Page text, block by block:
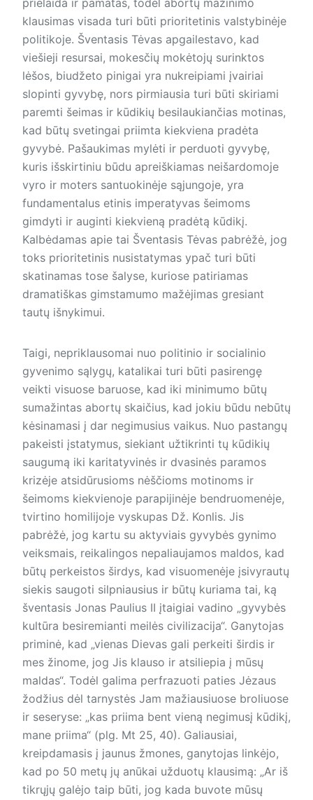
prielaida ir pamatas, todėl abortų mažinimo
klausimas visada turi būti prioritetinis valstybinėje
politikoje. Šventasis Tėvas apgailestavo, kad
viešieji resursai, mokesčių mokėtojų surinktos
lėšos, biudžeto pinigai yra nukreipiami įvairiai
slopinti gyvybę, nors pirmiausia turi būti skiriami
paremti šeimas ir kūdikių besilaukiančias motinas,
kad būtų svetingai priimta kiekviena pradėta
gyvybė. Pašaukimas mylėti ir perduoti gyvybę,
kuris išskirtiniu būdu apreiškiamas neišardomoje
vyro ir moters santuokinėje sąjungoje, yra
fundamentalus etinis imperatyvas šeimoms
gimdyti ir auginti kiekvieną pradėtą kūdikį.
Kalbėdamas apie tai Šventasis Tėvas pabrėžė, jog
toks prioritetinis nusistatymas ypač turi būti
skatinamas tose šalyse, kuriose patiriamas
dramatiškas gimstamumo mažėjimas gresiant
tautų išnykimui.
Taigi, nepriklausomai nuo politinio ir socialinio
gyvenimo sąlygų, katalikai turi būti pasirengę
veikti visuose baruose, kad iki minimumo būtų
sumažintas abortų skaičius, kad jokiu būdu nebūtų
kėsinamasi į dar negimusius vaikus. Nuo pastangų
pakeisti įstatymus, siekiant užtikrinti tų kūdikių
saugumą iki karitatyvinės ir dvasinės paramos
krizėje atsidūrusioms nėščioms motinoms ir
šeimoms kiekvienoje parapijinėje bendruomenėje,
tvirtino homilijoje vyskupas Dž. Konlis. Jis
pabrėžė, jog kartu su aktyviais gyvybės gynimo
veiksmais, reikalingos nepaliaujamos maldos, kad
būtų perkeistos širdys, kad visuomenėje įsivyrautų
siekis saugoti silpniausius ir būtų kuriama tai, ką
šventasis Jonas Paulius II įtaigiai vadino „gyvybės
kultūra besiremianti meilės civilizacija“. Ganytojas
priminė, kad „vienas Dievas gali perkeiti širdis ir
mes žinome, jog Jis klauso ir atsiliepia į mūsų
maldas“. Todėl galima perfrazuoti paties Jėzaus
žodžius dėl tarnystės Jam mažiausiuose broliuose
ir seseryse: „kas priima bent vieną negimusį kūdikį,
mane priima“ (plg. Mt 25, 40). Galiausiai,
kreipdamasis į jaunus žmones, ganytojas linkėjo,
kad po 50 metų jų anūkai užduotų klausimą: „Ar iš
tikrųjų galėjo taip būti, jog kada buvote mūsų